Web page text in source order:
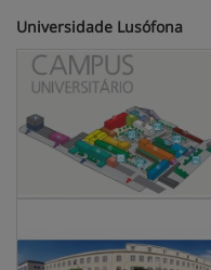
Universidade Lusófona